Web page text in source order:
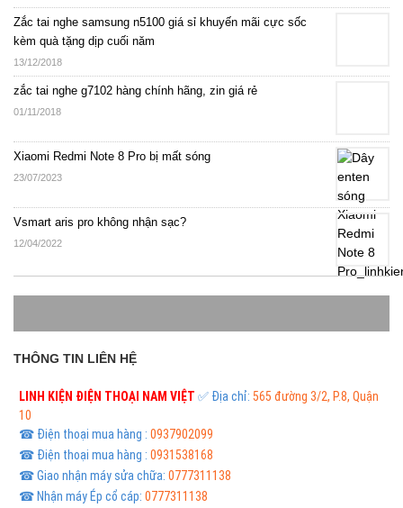
Zắc tai nghe samsung n5100 giá sỉ khuyến mãi cực sốc
kèm quà tặng dịp cuối năm
13/12/2018
zắc tai nghe g7102 hàng chính hãng, zin giá rẻ
01/11/2018
Xiaomi Redmi Note 8 Pro bị mất sóng
23/07/2023
Vsmart aris pro không nhận sạc?
12/04/2022
THÔNG TIN LIÊN HỆ
LINH KIỆN ĐIỆN THOẠI NAM VIỆT ✅ Địa chỉ: 565 đường 3/2, P.8, Quận
10
☎ Điện thoại mua hàng : 0937902099
☎ Điện thoại mua hàng : 0931538168
☎ Giao nhận máy sửa chữa: 0777311138
☎ Nhận máy Ép cổ cáp: 0777311138